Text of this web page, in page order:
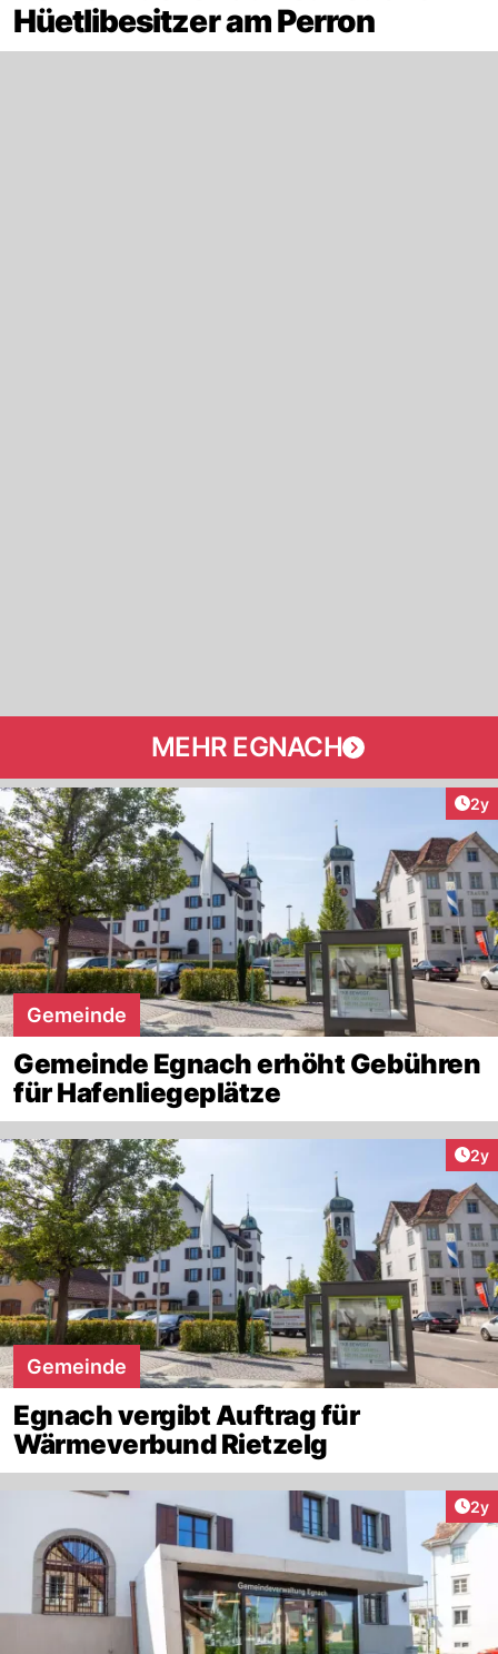
Hüetlibesitzer am Perron
MEHR EGNACH
2y
Gemeinde
Gemeinde Egnach erhöht Gebühren
für Hafenliegeplätze
2y
Gemeinde
Egnach vergibt Auftrag für
Wärmeverbund Rietzelg
2y